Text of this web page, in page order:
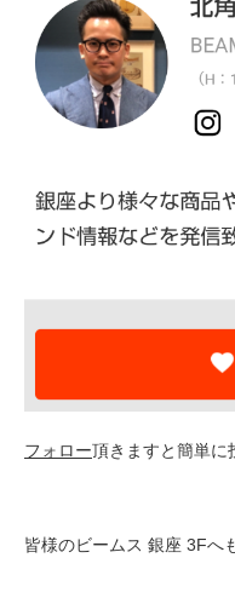
フォロー頂きますと簡単に
皆様のビームス 銀座 3Fへ